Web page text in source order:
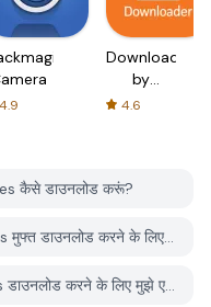
4.9
Downloader
by
AFTVnews
4.6
कैसे डाउनलोड करूं?
PGYER APK HUB पर Street Art Cities मुफ्त डाउनलोड करने के लिए है?
PGYER APK HUB से Street Art Cities डाउनलोड करने के लिए मुझे एक खाता चाहिए?